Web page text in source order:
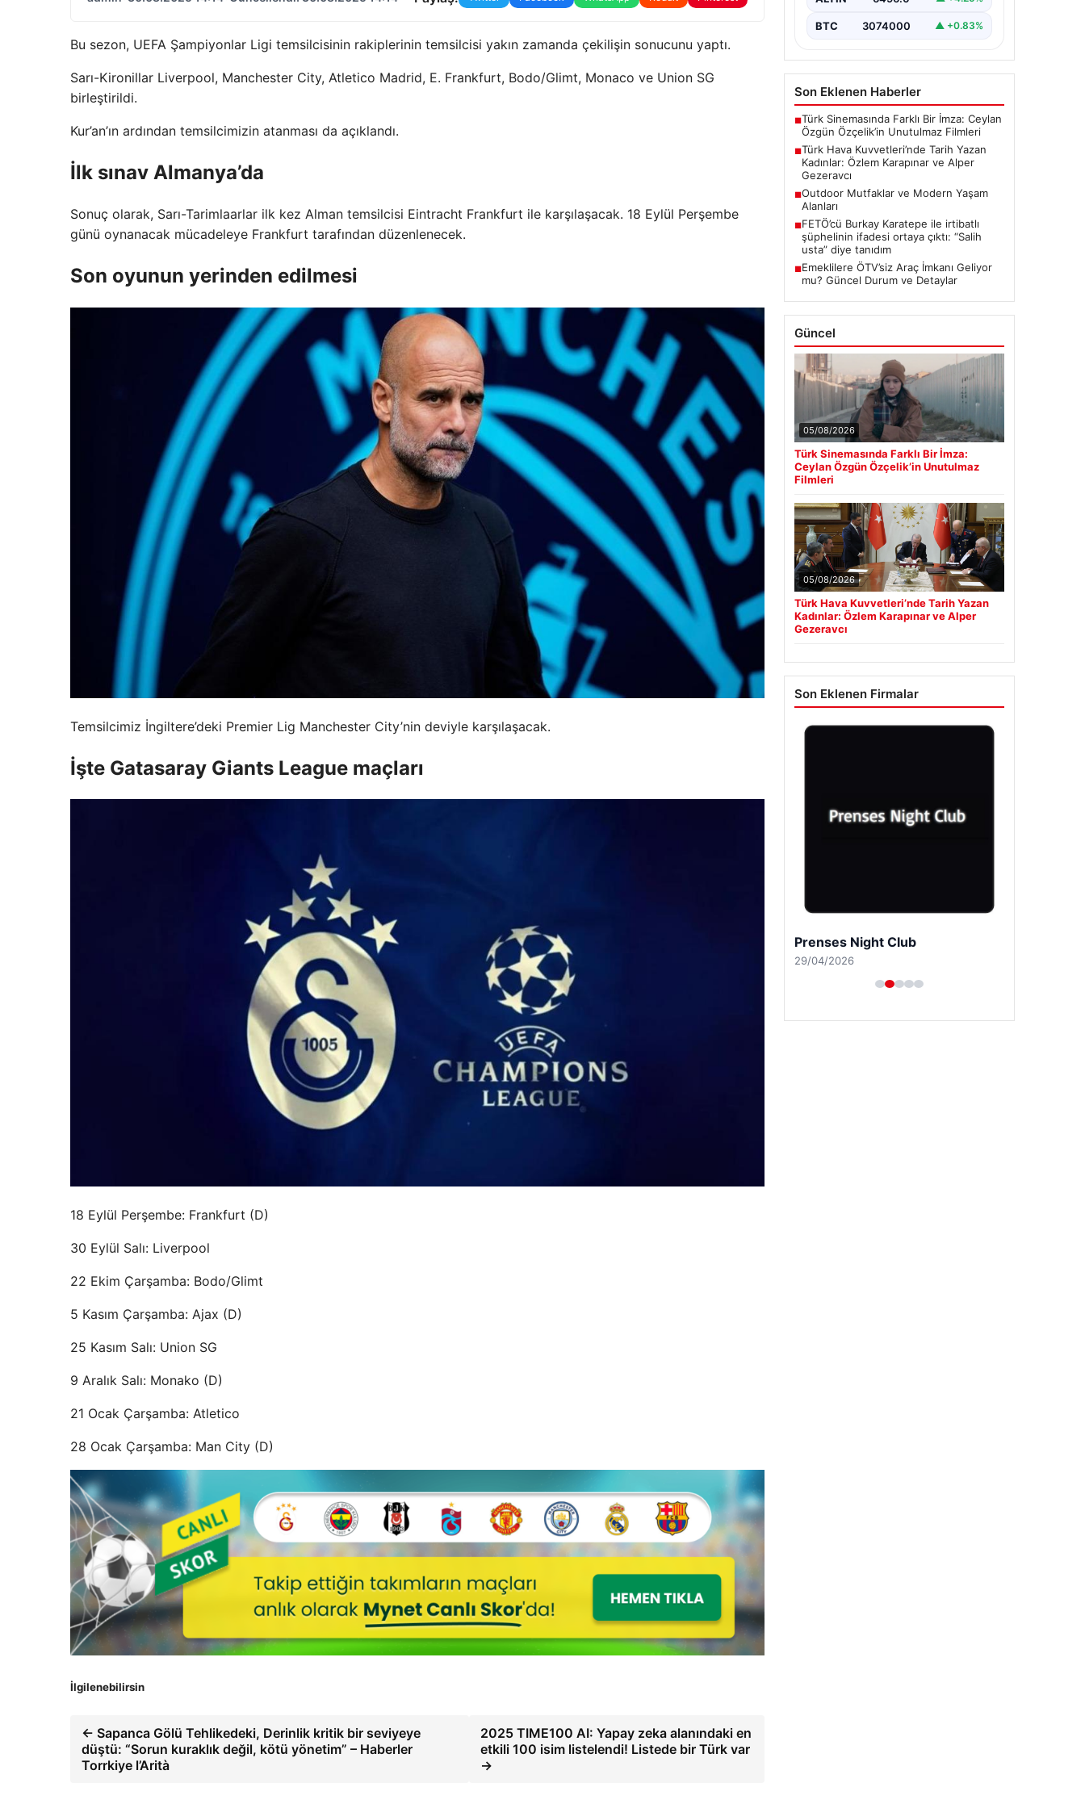
Bu sezon, UEFA Şampiyonlar Ligi temsilcisinin rakiplerinin temsilcisi yakın zamanda çekilişin sonucunu yaptı.
Sarı-Kironillar Liverpool, Manchester City, Atletico Madrid, E. Frankfurt, Bodo/Glimt, Monaco ve Union SG
birleştirildi.
Kur’an’ın ardından temsilcimizin atanması da açıklandı.
İlk sınav Almanya’da
Sonuç olarak, Sarı-Tarimlaarlar ilk kez Alman temsilcisi Eintracht Frankfurt ile karşılaşacak. 18 Eylül Perşembe
günü oynanacak mücadeleye Frankfurt tarafından düzenlenecek.
Son oyunun yerinden edilmesi
Temsilcimiz İngiltere’deki Premier Lig Manchester City’nin deviyle karşılaşacak.
İşte Gatasaray Giants League maçları
18 Eylül Perşembe: Frankfurt (D)
30 Eylül Salı: Liverpool
22 Ekim Çarşamba: Bodo/Glimt
5 Kasım Çarşamba: Ajax (D)
25 Kasım Salı: Union SG
9 Aralık Salı: Monako (D)
21 Ocak Çarşamba: Atletico
28 Ocak Çarşamba: Man City (D)
İlgilenebilirsin
← Sapanca Gölü Tehlikedeki, Derinlik kritik bir seviyeye
düştü: “Sorun kuraklık değil, kötü yönetim” – Haberler
Torrkiye l’Arità
2025 TIME100 AI: Yapay zeka alanındaki en
etkili 100 isim listelendi! Listede bir Türk var
→
Kuvvetleri’nde…
BTC 3074000 ▲ +0.83%
Son Eklenen Haberler
■Türk Sinemasında Farklı Bir İmza: Ceylan
Özgün Özçelik’in Unutulmaz Filmleri
■Türk Hava Kuvvetleri’nde Tarih Yazan
Kadınlar: Özlem Karapınar ve Alper
Gezeravcı
■Outdoor Mutfaklar ve Modern Yaşam
Alanları
■FETÖ’cü Burkay Karatepe ile irtibatlı
şüphelinin ifadesi ortaya çıktı: “Salih
usta” diye tanıdım
■Emeklilere ÖTV’siz Araç İmkanı Geliyor
mu? Güncel Durum ve Detaylar
Güncel
05/08/2026
Türk Sinemasında Farklı Bir İmza:
Ceylan Özgün Özçelik’in Unutulmaz
Filmleri
05/08/2026
Türk Hava Kuvvetleri’nde Tarih Yazan
Kadınlar: Özlem Karapınar ve Alper
Gezeravcı
Son Eklenen Firmalar
Prenses Night Club
29/04/2026